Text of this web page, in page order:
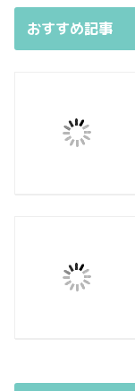
おすすめ記事